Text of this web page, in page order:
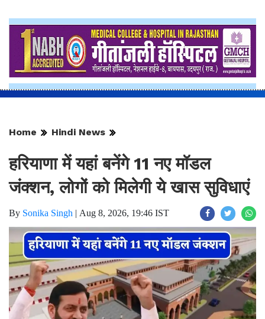
Home Hindi News
हरियाणा में यहां बनेंगे 11 नए मॉडल
जंक्शन, लोगों को मिलेगी ये खास सुविधाएं
By Sonika Singh | Aug 8, 2026, 19:46 IST